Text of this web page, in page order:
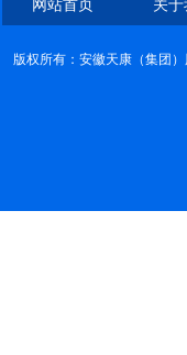
网站首页 关
版权所有：安徽天康（集团